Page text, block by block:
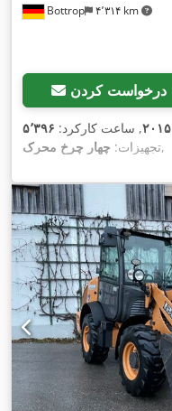
Bottrop ۴٬۳۱۴ km
درخواست کردن
۲۰۱۵, ساعت کارکرد:
تجهیزات: چهار چرخ محرک ,